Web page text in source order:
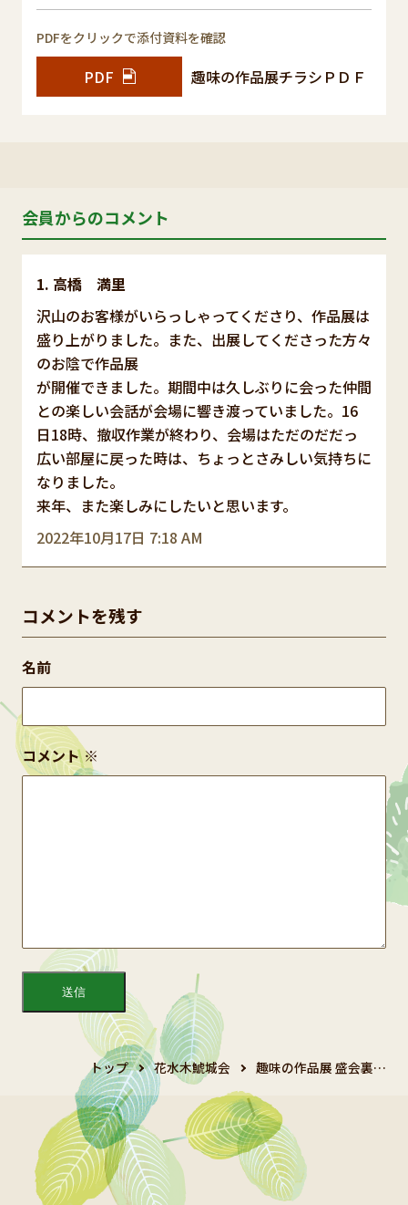
PDFをクリックで添付資料を確認
PDF 趣味の作品展チラシＰＤＦ
会員からのコメント
高橋 満里
2022年10月17日 7:18 AM
沢山のお客様がいらっしゃってくださり、作品展は
盛り上がりました。また、出展してくださった方々
のお陰で作品展
が開催できました。期間中は久しぶりに会った仲間
との楽しい会話が会場に響き渡っていました。16
日18時、撤収作業が終わり、会場はただのだだっ
広い部屋に戻った時は、ちょっとさみしい気持ちに
なりました。
来年、また楽しみにしたいと思います。
コメントを残す
コメント※
名前
トップ 花水木鯱城会 趣味の作品展 盛会裏…